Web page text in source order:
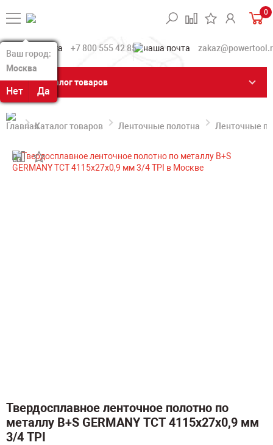
Ваш город:
Москва
Нет Да
Ваш город:
Москва
Нет Да
0
+7 800 555 42 85
Каталог товаров
Каталог товаров Ленточные полотна Ленточные
Твердосплавное ленточное полотно по
металлу B+S GERMANY TCT 4115х27х0,9 мм
3/4 TPI